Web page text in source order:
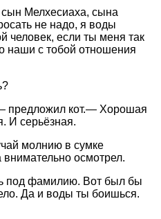
Мелхесиаха, сына
не надо, я воды
человек, если ты меня так
наши с тобой отношения
предложил кот.— Хорошая
И серьёзная.
молнию в сумке
внимательно осмотрел.
под фамилию. Вот был бы
Да и воды ты боишься.